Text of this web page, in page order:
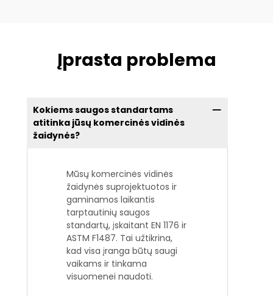
Įprasta problema
Kokiems saugos standartams
atitinka jūsų komercinės vidinės
žaidynės?
Mūsų komercinės vidinės
žaidynės suprojektuotos ir
gaminamos laikantis
tarptautinių saugos
standartų, įskaitant EN 1176 ir
ASTM F1487. Tai užtikrina,
kad visa įranga būtų saugi
vaikams ir tinkama
visuomenei naudoti.